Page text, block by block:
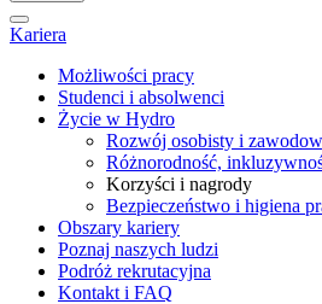
Kariera
Możliwości pracy
Studenci i absolwenci
Życie w Hydro
Rozwój osobisty i
Różnorodność,
Korzyści i nagrody
Bezpieczeństwo i higiena
Obszary kariery
Poznaj naszych ludzi
Podróż rekrutacyjna
Kontakt i FAQ